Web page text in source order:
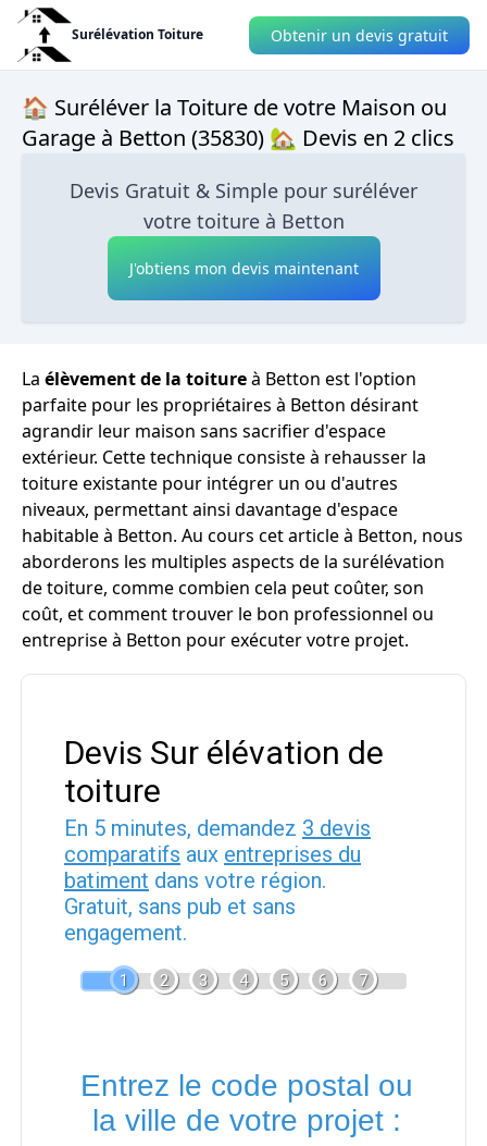
Surélévation Toiture Obtenir un devis gratuit
🏠 Suréléver la Toiture de votre Maison ou
Garage à Betton (35830) 🏡 Devis en 2 clics
Devis Gratuit & Simple pour suréléver
votre toiture à Betton
J'obtiens mon devis maintenant
La élèvement de la toitureà Betton est l'option
parfaite pour les propriétaires à Betton désirant
agrandir leur maison sans sacrifier d'espace
extérieur. Cette technique consiste à rehausser la
toiture existante pour intégrer un ou d'autres
niveaux, permettant ainsi davantage d'espace
habitable à Betton. Au cours cet article à Betton, nous
aborderons les multiples aspects de la surélévation
de toiture, comme combien cela peut coûter, son
coût, et comment trouver le bon professionnel ou
entreprise à Betton pour exécuter votre projet.
Devis Sur élévation de
toiture
En 5 minutes, demandez 3 devis
comparatifs aux entreprises du
batiment dans votre région.
Gratuit, sans pub et sans
engagement.
1 2 3 4 5 6 7
Entrez le code postal ou
la ville de votre projet :